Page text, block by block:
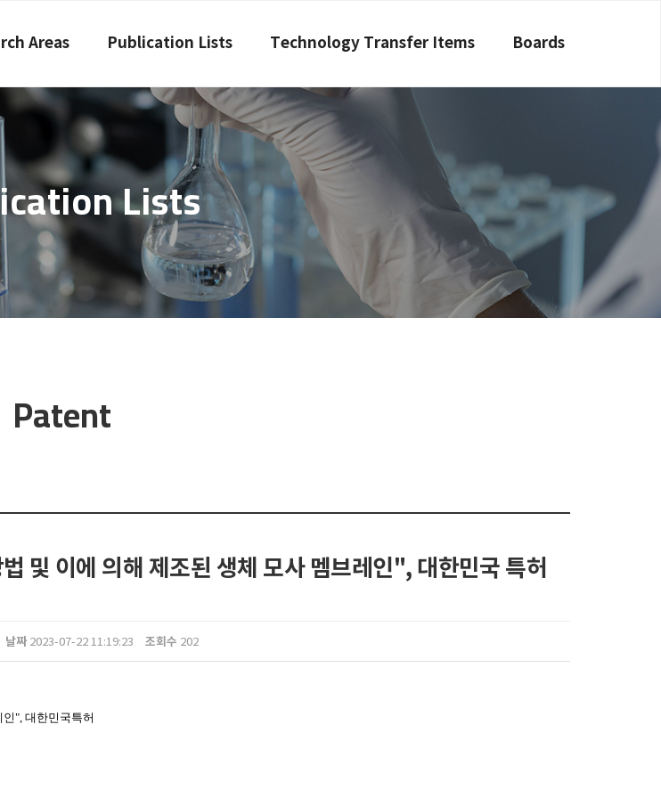
Areas Publication Lists Technology Transfer Items Boards
Lists
Patent
및 이에 의해 제조된 생체 모사 멤브레인", 대한민국 특허
날짜2023-07-22 11:19:23 조회수 202
", 대한민국특허